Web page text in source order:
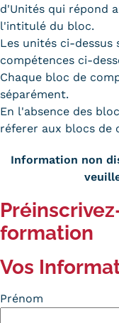
d'Unités qui répond
l'intitulé du bloc.
Les unités ci-dessus
compétences ci-
Chaque bloc de
séparément.
En l'absence des
réferer aux blocs de
Information non
formation
Vos
Prénom